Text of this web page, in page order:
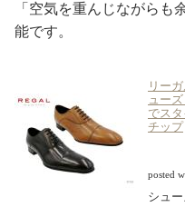
「空気を重んじながら
能です。
リー
ュー
でス
チップ
posted
シュ